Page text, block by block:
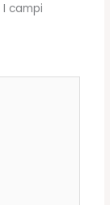
I campi